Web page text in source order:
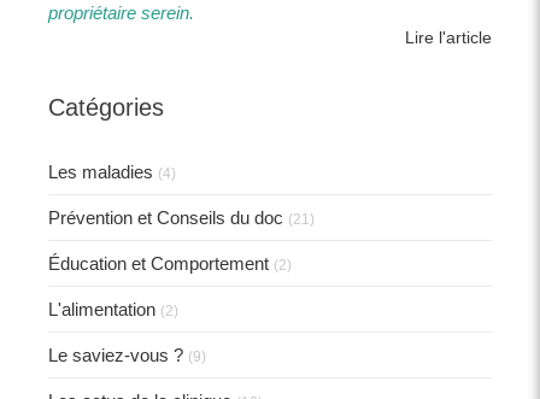
propriétaire serein.​​
Lire l'article
Catégories
Les maladies (4)
Prévention et Conseils du doc (21)
Éducation et Comportement (2)
L'alimentation (2)
Le saviez-vous ? (9)